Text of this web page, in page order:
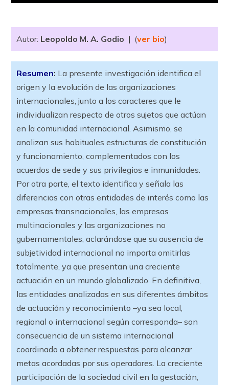
Autor: Leopoldo M. A. Godio | (ver bio)
Resumen: La presente investigación identifica el
origen y la evolución de las organizaciones
internacionales, junto a los caracteres que le
individualizan respecto de otros sujetos que actúan
en la comunidad internacional. Asimismo, se
analizan sus habituales estructuras de constitución
y funcionamiento, complementados con los
acuerdos de sede y sus privilegios e inmunidades.
Por otra parte, el texto identifica y señala las
diferencias con otras entidades de interés como las
empresas transnacionales, las empresas
multinacionales y las organizaciones no
gubernamentales, aclarándose que su ausencia de
subjetividad internacional no importa omitirlas
totalmente, ya que presentan una creciente
actuación en un mundo globalizado. En definitiva,
las entidades analizadas en sus diferentes ámbitos
de actuación y reconocimiento –ya sea local,
regional o internacional según corresponda– son
consecuencia de un sistema internacional
coordinado a obtener respuestas para alcanzar
metas acordadas por sus operadores. La creciente
participación de la sociedad civil en la gestación,